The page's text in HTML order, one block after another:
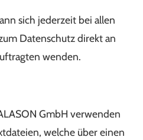
sich jederzeit bei allen
Datenschutz direkt an
wenden.
GmbH verwenden
welche über einen